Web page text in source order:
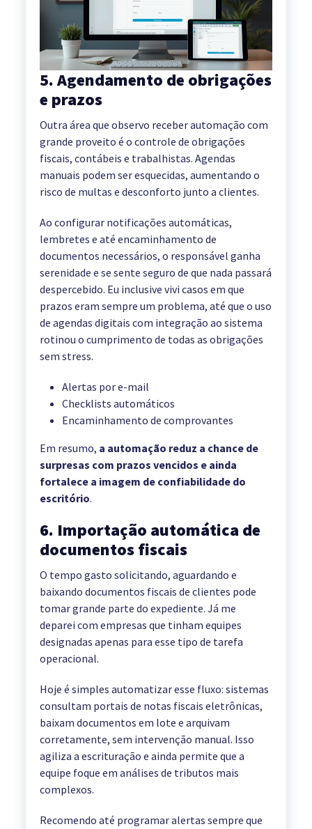
5. Agendamento de obrigações
e prazos
Outra área que observo receber automação com
grande proveito é o controle de obrigações
fiscais, contábeis e trabalhistas. Agendas
manuais podem ser esquecidas, aumentando o
risco de multas e desconforto junto a clientes.
Ao configurar notificações automáticas,
lembretes e até encaminhamento de
documentos necessários, o responsável ganha
serenidade e se sente seguro de que nada passará
despercebido. Eu inclusive vivi casos em que
prazos eram sempre um problema, até que o uso
de agendas digitais com integração ao sistema
rotinou o cumprimento de todas as obrigações
sem stress.
Alertas por e-mail
Checklists automáticos
Encaminhamento de comprovantes
Em resumo, a automação reduz a chance de
surpresas com prazos vencidos e ainda
fortalece a imagem de confiabilidade do
escritório.
6. Importação automática de
documentos fiscais
O tempo gasto solicitando, aguardando e
baixando documentos fiscais de clientes pode
tomar grande parte do expediente. Já me
deparei com empresas que tinham equipes
designadas apenas para esse tipo de tarefa
operacional.
Hoje é simples automatizar esse fluxo: sistemas
consultam portais de notas fiscais eletrônicas,
baixam documentos em lote e arquivam
corretamente, sem intervenção manual. Isso
agiliza a escrituração e ainda permite que a
equipe foque em análises de tributos mais
complexos.
Recomendo até programar alertas sempre que